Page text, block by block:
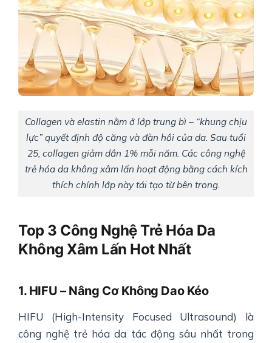
Collagen và elastin nằm ở lớp trung bì – “khung chịu
lực” quyết định độ căng và đàn hồi của da. Sau tuổi
25, collagen giảm dần 1% mỗi năm. Các công nghệ
trẻ hóa da không xâm lấn hoạt động bằng cách kích
thích chính lớp này tái tạo từ bên trong.
Top 3 Công Nghệ Trẻ Hóa Da
Không Xâm Lấn Hot Nhất
1. HIFU – Nâng Cơ Không Dao Kéo
HIFU (High-Intensity Focused Ultrasound) là
công nghệ trẻ hóa da tác động sâu nhất trong